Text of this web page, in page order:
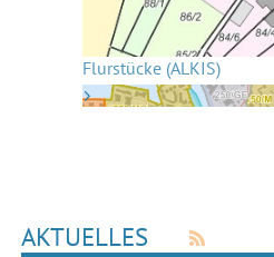
Flurstücke (ALKIS)
AKTUELLES RSS-